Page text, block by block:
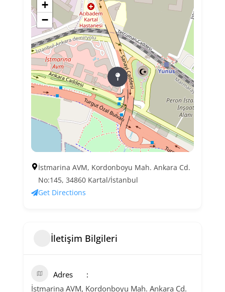
+
−
İstmarina AVM, Kordonboyu Mah. Ankara Cd.
No:145, 34860 Kartal/İstanbul
Get Directions
İletişim Bilgileri
Adres
İstmarina AVM, Kordonboyu Mah. Ankara Cd.